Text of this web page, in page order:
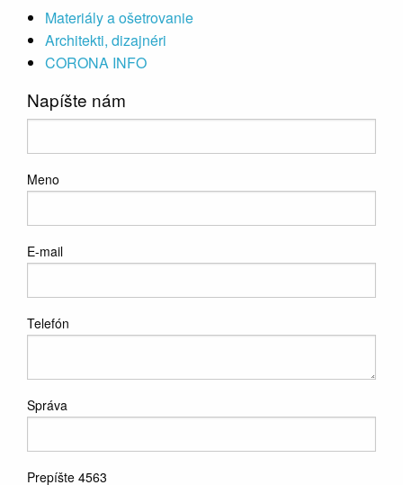
Materiály a ošetrovanie
Architekti, dizajnéri
CORONA INFO
Napíšte nám
Meno
E-mail
Telefón
Správa
Prepíšte 4563